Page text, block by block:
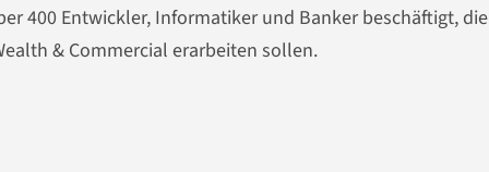
400 Entwickler, Informatiker und Banker beschäftigt, die
& Commercial erarbeiten sollen.